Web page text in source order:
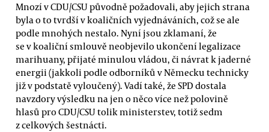
Mnozí v CDU/CSU původně požadovali, aby jejich strana
byla o to tvrdší v koaličních vyjednáváních, což se ale
podle mnohých nestalo. Nyní jsou zklamaní, že
se v koaliční smlouvě neobjevilo ukončení legalizace
marihuany, přijaté minulou vládou, či návrat k jaderné
energii (jakkoli podle odborníků v Německu technicky
již v podstatě vyloučený). Vadí také, že SPD dostala
navzdory výsledku na jen o něco více než polovině
hlasů pro CDU/CSU tolik ministerstev, totiž sedm
z celkových šestnácti.